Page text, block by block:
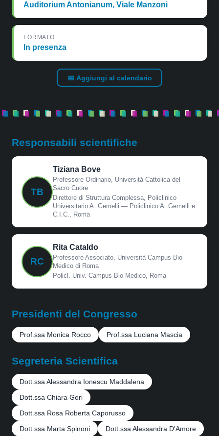
Auditorium Antonianum, Viale Manzoni
FORMATO
In presenza
📅 Aggiungi al calendario
Responsabili scientifiche
TB
Tiziana Bove
Professore Ordinario, Università Cattolica del
Sacro Cuore
Direttore di Struttura Complessa, Policlinico
Universitario A. Gemelli — Policlinico A. Gemelli e
C.I.C., Roma
RC
Rita Cataldo
Professore Associato, Università Campus Bio-
Medico di Roma
Policl. Univ. Campus Bio Medico, Roma
Presidenti del Congresso
Prof.ssa Monica Rocco Prof.ssa Luciana Mascia
Segreteria Scientifica
Dott.ssa Alessandra Ionescu Maddalena
Dott.ssa Chiara Gori
Dott.ssa Rosa Roberta Caporusso
Dott.ssa Marta Spinoni
Dott.ssa Alessandra D'Amore